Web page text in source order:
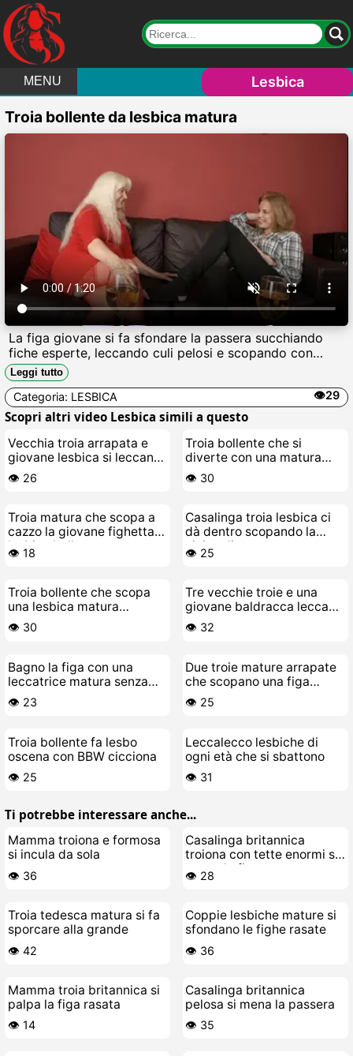
MENU Lesbica
Troia bollente da lesbica matura
La figa giovane si fa sfondare la passera succhiando
fiche esperte, leccando culi pelosi e scopando con
strapon fino a schizzareare piscio e schizzi di sborra
finta, unorgia lesbo da urla.
Leggi tutto
Categoria: LESBICA 👁️29
Scopri altri video Lesbica simili a questo
Vecchia troia arrapata e
giovane lesbica si leccano
la figa
👁️ 26
Troia bollente che si
diverte con una matura
lesbica figa e troia
👁️ 30
Troia matura che scopa a
cazzo la giovane fighetta
lesbica bollente
👁️ 18
Casalinga troia lesbica ci
dà dentro scopando la
vicina di casa
👁️ 25
Troia bollente che scopa
una lesbica matura
arrapata
👁️ 30
Tre vecchie troie e una
giovane baldracca leccano
e scopano duro sul divano
👁️ 32
Bagno la figa con una
leccatrice matura senza
vergogna
👁️ 23
Due troie mature arrapate
che scopano una figa
bollente
👁️ 25
Troia bollente fa lesbo
oscena con BBW cicciona
👁️ 25
Leccalecco lesbiche di
ogni età che si sbattono
👁️ 31
Ti potrebbe interessare anche...
Mamma troiona e formosa
si incula da sola
👁️ 36
Casalinga britannica
troiona con tette enormi si
scopa la figa rasata
👁️ 28
Troia tedesca matura si fa
sporcare alla grande
👁️ 42
Coppie lesbiche mature si
sfondano le fighe rasate
👁️ 36
Mamma troia britannica si
palpa la figa rasata
👁️ 14
Casalinga britannica
pelosa si mena la passera
👁️ 35